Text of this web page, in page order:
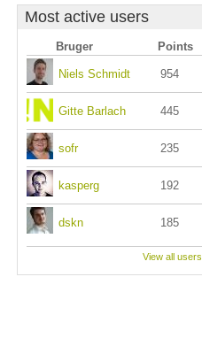
Most active users
Bruger Points
Niels Schmidt 954
Gitte Barlach 445
sofr 235
kasperg 192
dskn 185
View all users